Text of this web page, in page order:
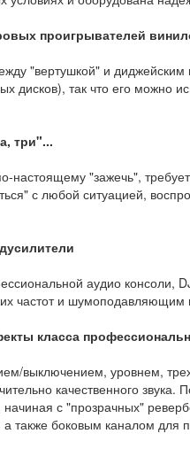
проигрывателей
"вертушкой" и
дисков), так что его можно
три"...
настоящему "зажечь",
с любой ситуацией,
аудио консоли,
частот и шумоподавляющим
класса
выключением, уровнем,
качественного
с "прозрачных"
а также боковым каналом